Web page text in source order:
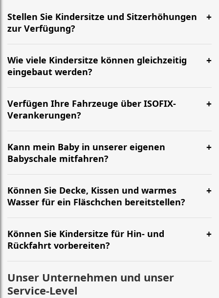
Stellen Sie Kindersitze und Sitzerhöhungen
zur Verfügung?
Wie viele Kindersitze können gleichzeitig
eingebaut werden?
Verfügen Ihre Fahrzeuge über ISOFIX-
Verankerungen?
Kann mein Baby in unserer eigenen
Babyschale mitfahren?
Können Sie Decke, Kissen und warmes
Wasser für ein Fläschchen bereitstellen?
Können Sie Kindersitze für Hin- und
Rückfahrt vorbereiten?
Unser Unternehmen und unser
Service-Level